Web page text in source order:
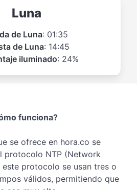
Luna
de Luna: 01:35
de Luna: 14:45
iluminado: 24%
funciona?
se ofrece en hora.co se
protocolo NTP (Network
protocolo se usan tres o
válidos, permitiendo que